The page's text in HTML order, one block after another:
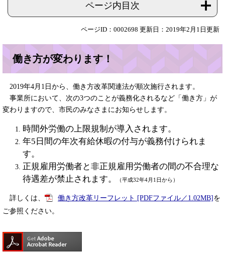
ページ内目次
ページID：0002698 更新日：2019年2月1日更新
働き方が変わります！
2019年4月1日から、働き方改革関連法が順次施行されます。
事業所において、次の3つのことが義務化されるなど「働き方」が
変わりますので、市民のみなさまにお知らせします。
時間外労働の上限規制が導入されます。
年5日間の年次有給休暇の付与が義務付けられま
す。
正規雇用労働者と非正規雇用労働者の間の不合理な
待遇差が禁止されます。
（平成32年4月1日から）
詳しくは、 働き方改革リーフレット [PDFファイル／1.02MB] を
ご参照ください。